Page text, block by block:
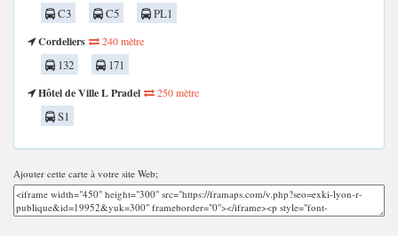
C3
C5
PL1
Cordeliers
240 mètre
132
171
Hôtel de Ville L Pradel
250 mètre
S1
Ajouter cette carte à votre site Web;